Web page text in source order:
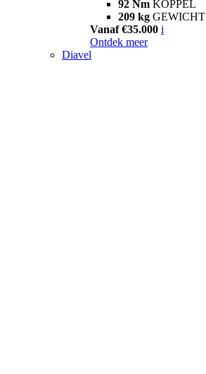
92 Nm KOPPEL
209 kg GEWICHT
Vanaf €35.000 i
Ontdek meer
Diavel